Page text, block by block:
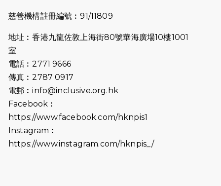
🌟
2025-06-15
會及愛。匯聚商龍會支持！
2025-06-09
《猛龍傳之誰怕誰》電影欣賞 - 感謝
生，GBS，JP出席
2025-06-06
《為你喝采陳百強歌迷會》慷慨贊助
38張門票欣賞香港中樂團 X 陳百強 —
慈善機構註冊編號︰91/11809
地址︰香港九龍佐敦上海街80號華海廣場10樓1001
室
電話︰2771 9666
傳真︰2787 0917
電郵︰info@inclusive.org.hk
Facebook︰
https://www.facebook.com/hknpis1
Instagram︰
https://www.instagram.com/hknpis_/